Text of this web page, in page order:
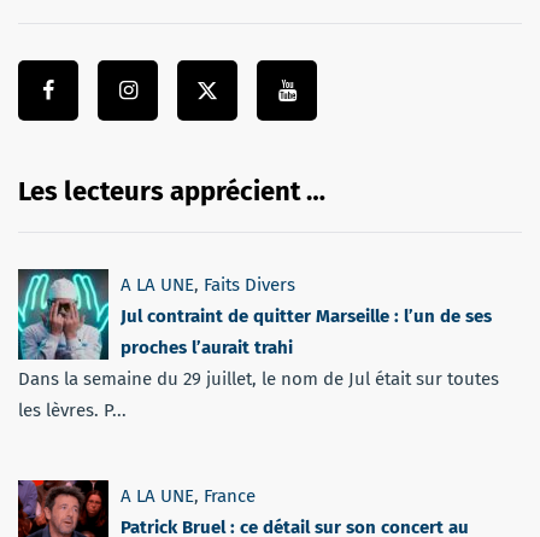
Les lecteurs apprécient …
A LA UNE, Faits Divers
Jul contraint de quitter Marseille : l’un de ses
proches l’aurait trahi
Dans la semaine du 29 juillet, le nom de Jul était sur toutes
les lèvres. P...
A LA UNE, France
Patrick Bruel : ce détail sur son concert au